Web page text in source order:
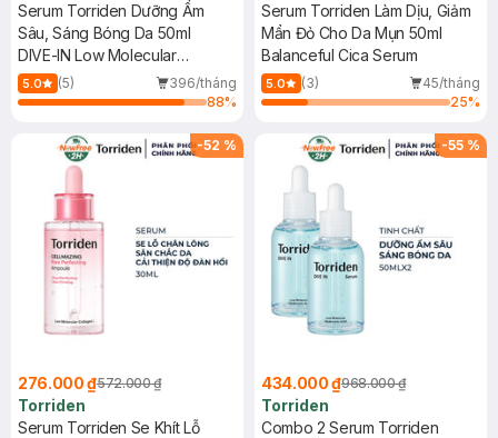
Serum Torriden Dưỡng Ẩm
Sâu, Sáng Bóng Da 50ml
DIVE-IN Low Molecular
Hyaluronic Acid Serum
5.0 (5)
396/tháng
88%
Serum Torriden Làm Dịu, Giảm
Mẩn Đỏ Cho Da Mụn 50ml
Balanceful Cica Serum
5.0 (3)
45/tháng
25%
-52 %
276.000 ₫572.000 ₫
Torriden
Serum Torriden Se Khít Lỗ
-55 %
434.000 ₫968.000 ₫
Torriden
Combo 2 Serum Torriden